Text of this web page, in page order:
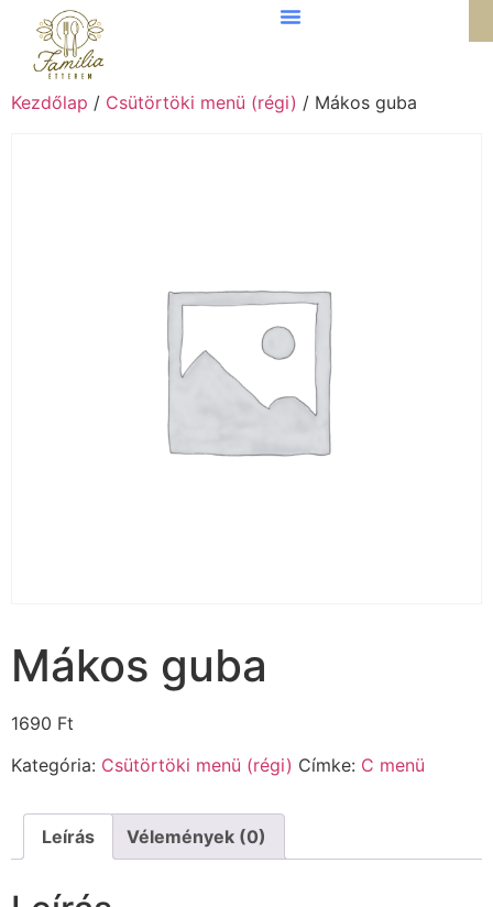
Kezdőlap / Csütörtöki menü (régi) / Mákos guba
Mákos guba
1690 Ft
Kategória: Csütörtöki menü (régi) Címke: C menü
Leírás Vélemények (0)